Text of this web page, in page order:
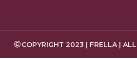
COPYRIGHT 2023 | FRELLA |